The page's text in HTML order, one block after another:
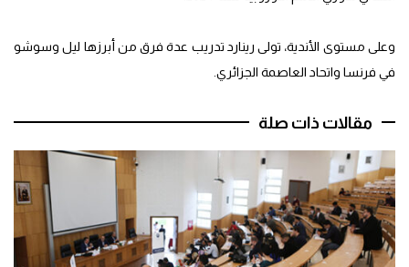
وعلى مستوى الأندية، تولى رينارد تدريب عدة فرق من أبرزها ليل وسوشو
في فرنسا واتحاد العاصمة الجزائري.
مقالات ذات صلة